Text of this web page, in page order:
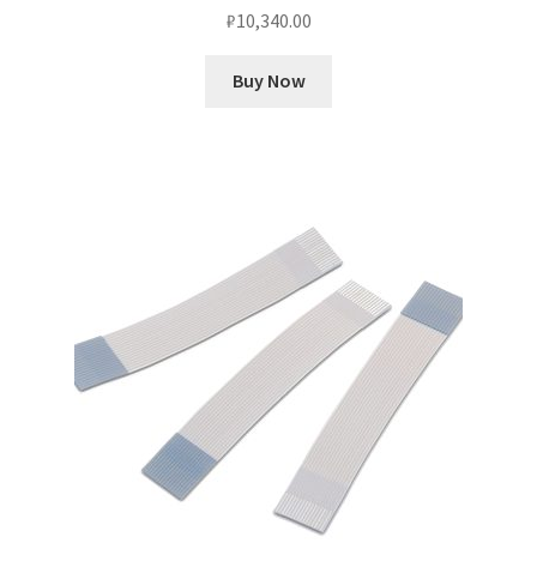
₽10,340.00
Buy Now